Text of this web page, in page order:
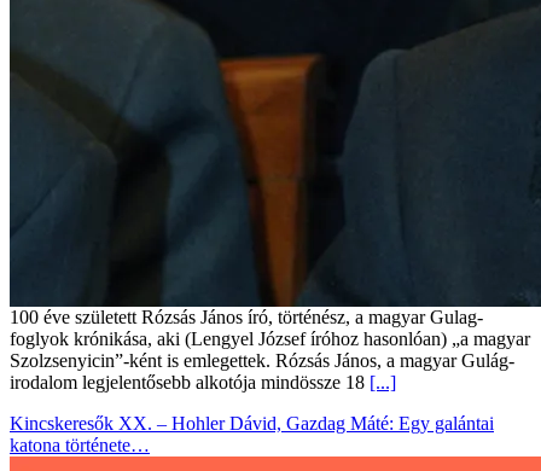
100 éve született Rózsás János író, történész, a magyar Gulag-
foglyok krónikása, aki (Lengyel József íróhoz hasonlóan) „a magyar
Szolzsenyicin”-ként is emlegettek. Rózsás János, a magyar Gulág-
irodalom legjelentősebb alkotója mindössze 18 [...]
Kincskeresők XX. – Hohler Dávid, Gazdag Máté: Egy galántai
katona története…